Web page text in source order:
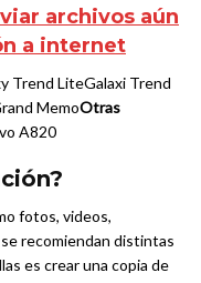
archivos aún
a internet
Trend LiteGalaxi Trend
MemoOtras
A820
fotos, videos,
recomiendan distintas
es crear una copia de